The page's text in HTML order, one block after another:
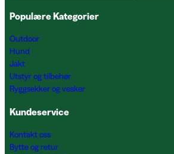
Populære Kategorier
Outdoor
Hund
Jakt
Utstyr og tilbehør
Ryggsekker og vesker
Kundeservice
Kontakt oss
Bytte og retur